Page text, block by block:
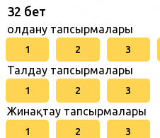
32 бет
Қолдану тапсырмалары
1 2 3
Талдау тапсырмалары
1 2 3
Жинақтау тапсырмалары
1 2 3